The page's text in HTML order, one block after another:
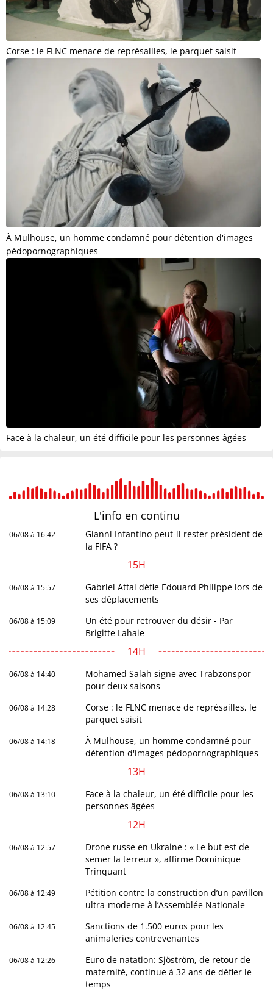
Corse : le FLNC menace de représailles, le parquet saisit
À Mulhouse, un homme condamné pour détention d'images
pédopornographiques
Face à la chaleur, un été difficile pour les personnes âgées
L'info en continu
06/08 à 16:42
Gianni Infantino peut-il rester président de
la FIFA ?
15H
06/08 à 15:57
Gabriel Attal défie Edouard Philippe lors de
ses déplacements
06/08 à 15:09
Un été pour retrouver du désir - Par
Brigitte Lahaie
14H
06/08 à 14:40
Mohamed Salah signe avec Trabzonspor
pour deux saisons
06/08 à 14:28
Corse : le FLNC menace de représailles, le
parquet saisit
06/08 à 14:18
À Mulhouse, un homme condamné pour
détention d'images pédopornographiques
13H
06/08 à 13:10
Face à la chaleur, un été difficile pour les
personnes âgées
12H
06/08 à 12:57
Drone russe en Ukraine : « Le but est de
semer la terreur », affirme Dominique
Trinquant
06/08 à 12:49
Pétition contre la construction d’un pavillon
ultra-moderne à l’Assemblée Nationale
06/08 à 12:45
Sanctions de 1.500 euros pour les
animaleries contrevenantes
06/08 à 12:26
Euro de natation: Sjöström, de retour de
maternité, continue à 32 ans de défier le
temps